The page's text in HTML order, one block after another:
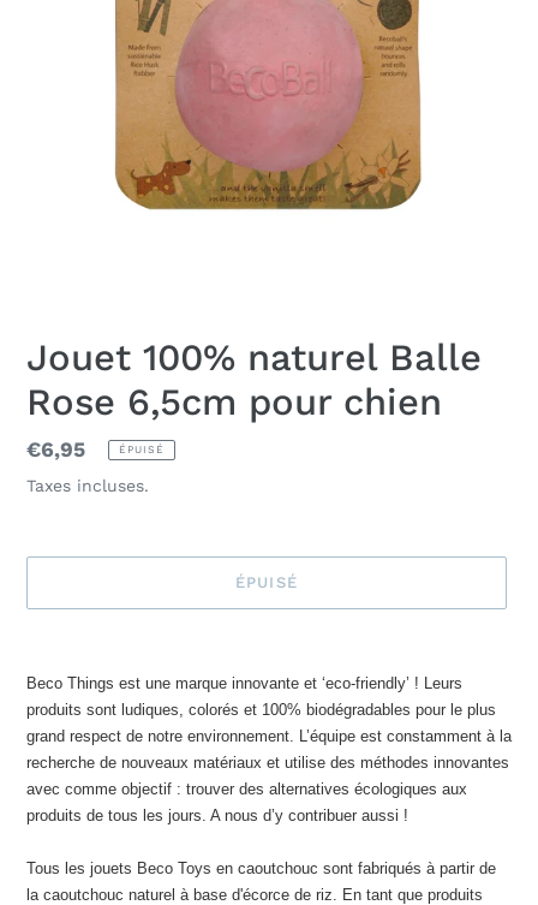
Jouet 100% naturel Balle
Rose 6,5cm pour chien
Prix
normal
€6,95 ÉPUISÉ
Taxes incluses.
ÉPUISÉ
produit
à
votre
panier
Beco Things est une marque innovante et ‘eco-friendly’ ! Leurs
produits sont ludiques, colorés et 100% biodégradables pour le plus
grand respect de notre environnement. L’équipe est constamment à la
recherche de nouveaux matériaux et utilise des méthodes innovantes
avec comme objectif : trouver des alternatives écologiques aux
produits de tous les jours. A nous d’y contribuer aussi !
Tous les jouets Beco Toys en caoutchouc sont fabriqués à partir de
la caoutchouc naturel à base d'écorce de riz. En tant que produits